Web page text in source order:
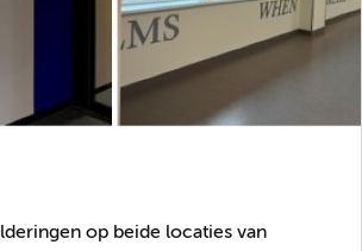
op beide locaties van